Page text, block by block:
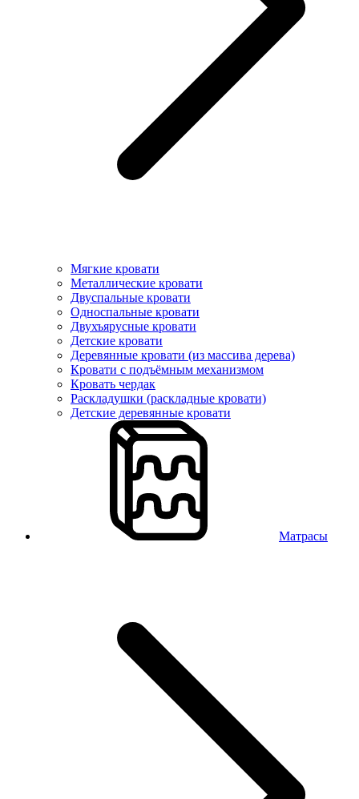
Мягкие кровати
Металлические кровати
Двуспальные кровати
Односпальные кровати
Двухъярусные кровати
Детские кровати
Деревянные кровати (из массива дерева)
Кровати с подъёмным механизмом
Кровать чердак
Раскладушки (раскладные кровати)
Детские деревянные кровати
Матрасы